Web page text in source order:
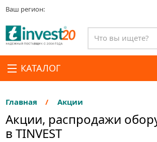
Ваш регион:
КАТАЛОГ
Главная Акции
Акции, распродажи
в TINVEST